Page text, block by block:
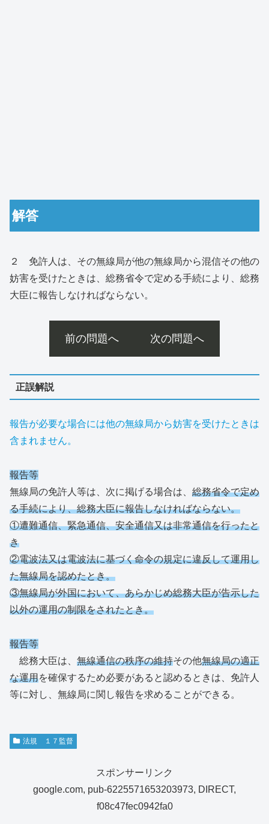
解答
２ 免許人は、その無線局が他の無線局から混信その他の
妨害を受けたときは、総務省令で定める手続により、総務
大臣に報告しなければならない。
前の問題へ 次の問題へ
正誤解説
報告が必要な場合には他の無線局から妨害を受けたときは
含まれません。
報告等
無線局の免許人等は、次に掲げる場合は、 総務省令で定め
る手続により、総務大臣に報告しなければならない。
①遭難通信、緊急通信、安全通信又は非常通信を行ったと
き
②電波法又は電波法に基づく命令の規定に違反して運用し
た無線局を認めたとき。
③無線局が外国において、あらかじめ総務大臣が告示した
以外の運用の制限をされたとき。
報告等
総務大臣は、 無線通信の秩序の維持その他無線局の適正
な運用を確保するため必要があると認めるときは、免許人
等に対し、無線局に関し報告を求めることができる。
法規 １７監督
スポンサーリンク
google.com, pub-6225571653203973, DIRECT,
f08c47fec0942fa0